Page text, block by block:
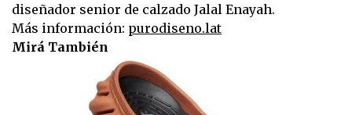
diseñador senior de calzado Jalal Enayah.
Más información: purodiseno.lat
Mirá También